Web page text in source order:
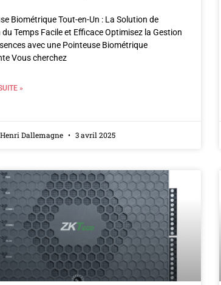
Biométrique Tout-en-Un : La Solution de
Temps Facile et Efficace Optimisez la Gestion
avec une Pointeuse Biométrique
Vous cherchez
»
Dallemagne 3 avril 2025